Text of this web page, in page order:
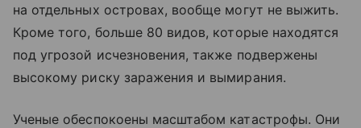
на отдельных островах, вообще могут не выжить.
Кроме того, больше 80 видов, которые находятся
под угрозой исчезновения, также подвержены
высокому риску заражения и вымирания.
Ученые обеспокоены масштабом катастрофы. Они